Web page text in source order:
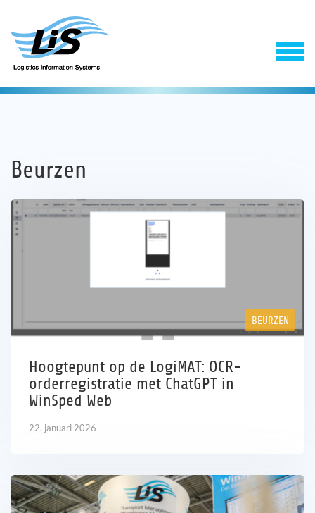
Software
Referenties
Nieuws
NL
Beurzen
BEURZEN
Hoogtepunt op de LogiMAT: OCR-
orderregistratie met ChatGPT in
WinSped Web
22. januari 2026